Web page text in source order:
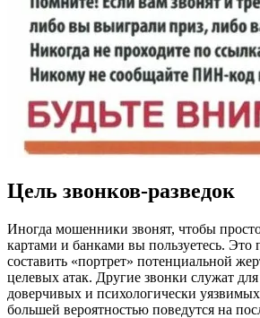
Цель звонков-разведок
Иногда мошенники звонят, чтобы
картами и банками вы пользуетесь. Это
составить «портрет» потенциальной
целевых атак. Другие звонки служат
доверчивых и психологически
большей вероятностью поведутся на